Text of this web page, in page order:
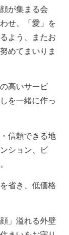
が集まる会
せ、「愛」を
よう、またお
めてまいりま
高いサービ
を一緒に作っ
信頼できる地
ション、ビ
省き、低価格
」溢れる外壁